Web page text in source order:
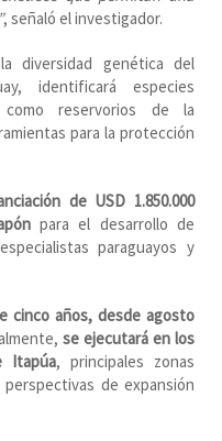
, señaló el investigador.
diversidad genética del
identificará especies
reservorios de la
para la protección
de USD 1.850.000
para el desarrollo de
paraguayos y
cinco años, desde agosto
se ejecutará en los
Itapúa, principales zonas
de expansión